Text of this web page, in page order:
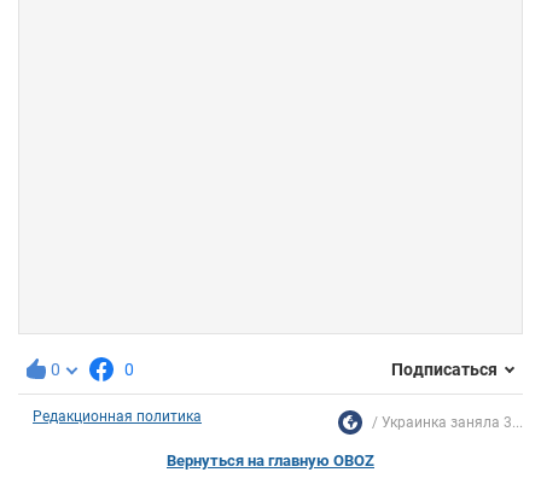
0 0 Подписаться
Редакционная политика Украинка заняла 3...
Вернуться на главную OBOZ